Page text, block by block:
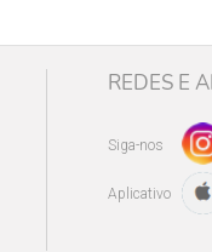
REDES E
Siga-nos
Aplicativo